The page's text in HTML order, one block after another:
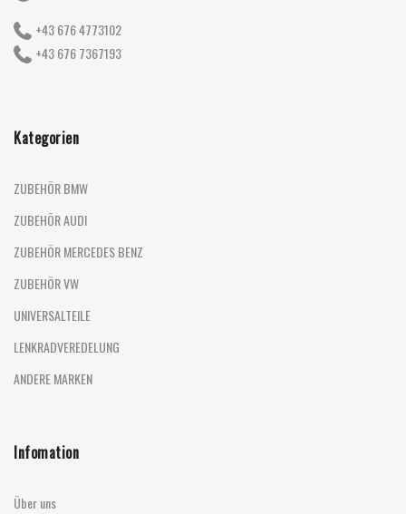
+43 676 4773102
+43 676 7367193
Kategorien
ZUBEHÖR BMW
ZUBEHÖR AUDI
ZUBEHÖR MERCEDES BENZ
ZUBEHÖR VW
UNIVERSALTEILE
LENKRADVEREDELUNG
ANDERE MARKEN
Infomation
Über uns